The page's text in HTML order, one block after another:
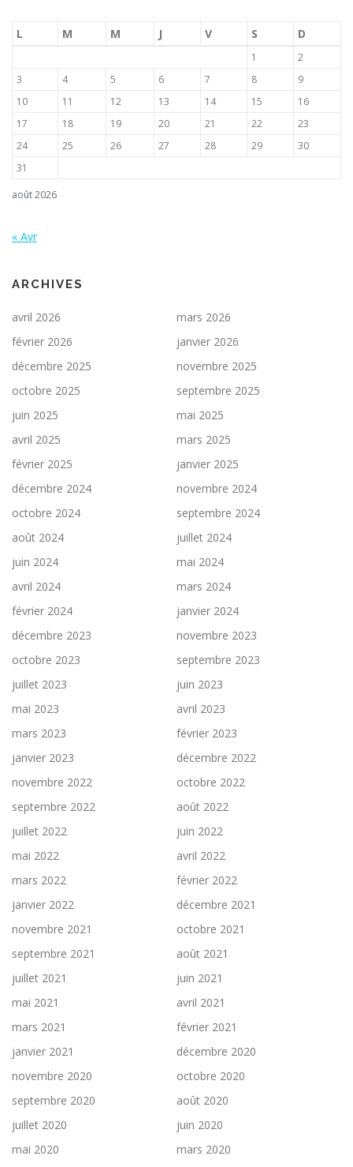
août 2026
L M M J V S D
1
2
3
4 5 6 7 8
9
10
11 12 13 14 15
16
17
18 19 20 21 22
23
24
25 26 27 28 29
30
31
« Avr
ARCHIVES
avril 2026
mars 2026
février 2026
janvier 2026
décembre 2025
novembre 2025
octobre 2025
septembre 2025
juin 2025
mai 2025
avril 2025
mars 2025
février 2025
janvier 2025
décembre 2024
novembre 2024
octobre 2024
septembre 2024
août 2024
juillet 2024
juin 2024
mai 2024
avril 2024
mars 2024
février 2024
janvier 2024
décembre 2023
novembre 2023
octobre 2023
septembre 2023
juillet 2023
juin 2023
mai 2023
avril 2023
mars 2023
février 2023
janvier 2023
décembre 2022
novembre 2022
octobre 2022
septembre 2022
août 2022
juillet 2022
juin 2022
mai 2022
avril 2022
mars 2022
février 2022
janvier 2022
décembre 2021
novembre 2021
octobre 2021
septembre 2021
août 2021
juillet 2021
juin 2021
mai 2021
avril 2021
mars 2021
février 2021
janvier 2021
décembre 2020
novembre 2020
octobre 2020
septembre 2020
août 2020
juillet 2020
juin 2020
mai 2020
mars 2020